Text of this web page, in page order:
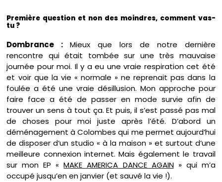
Première question et non des moindres, comment vas-
tu ?
Dombrance :Mieux que lors de notre dernière
rencontre qui était tombée sur une très mauvaise
journée pour moi. Il y a eu une vraie respiration cet été
et voir que la vie « normale » ne reprenait pas dans la
foulée a été une vraie désillusion. Mon approche pour
faire face a été de passer en mode survie afin de
trouver un sens à tout ça. Et puis, il s’est passé pas mal
de choses pour moi juste après l’été. D’abord un
déménagement à Colombes qui me permet aujourd’hui
de disposer d’un studio « à la maison » et surtout d’une
meilleure connexion internet. Mais également le travail
sur mon EP «MAKE AMERICA DANCE AGAIN» qui m’a
occupé jusqu’en en janvier (et sauvé la vie !).